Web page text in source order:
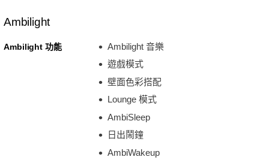
Ambilight
Ambilight 功能
Ambilight 音樂
遊戲模式
壁面色彩搭配
Lounge 模式
AmbiSleep
日出鬧鐘
AmbiWakeup